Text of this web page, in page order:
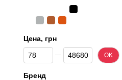
Цена, грн
От Цена, грн
До Цена, грн OK
Бренд